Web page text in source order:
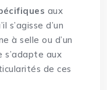
aux
d’un
à selle ou d’un
s’adapte aux
de ces